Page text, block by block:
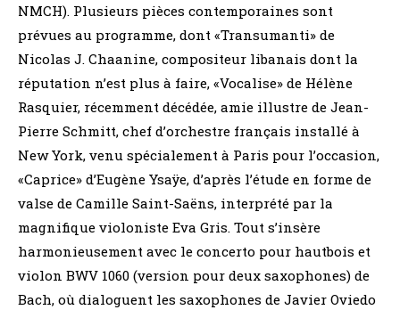
NMCH). Plusieurs pièces contemporaines sont
prévues au programme, dont «Transumanti» de
Nicolas J. Chaanine, compositeur libanais dont la
réputation n’est plus à faire, «Vocalise» de Hélène
Rasquier, récemment décédée, amie illustre de Jean-
Pierre Schmitt, chef d’orchestre français installé à
New York, venu spécialement à Paris pour l’occasion,
«Caprice» d’Eugène Ysaÿe, d’après l’étude en forme de
valse de Camille Saint-Saëns, interprété par la
magnifique violoniste Eva Gris. Tout s’insère
harmonieusement avec le concerto pour hautbois et
violon BWV 1060 (version pour deux saxophones) de
Bach, où dialoguent les saxophones de Javier Oviedo